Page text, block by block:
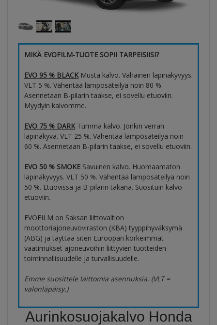
MIKÄ EVOFILM-TUOTE SOPII TARPEISIISI?
EVO 95 % BLACKMusta kalvo. Vähäinen läpinäkyvyys.
VLT 5 %. Vähentää lämpösäteilyä noin 80 %.
Asennetaan B-pilarin taakse, ei sovellu etuoviin.
Myydyin kalvomme.
EVO 75 % DARKTumma kalvo. Jonkin verran
läpinäkyvä. VLT 25 %. Vähentää lämpösäteilyä noin
60 %. Asennetaan B-pilarin taakse, ei sovellu etuoviin.
EVO 50 % SMOKE Savuinen kalvo. Huomaamaton
läpinäkyvyys. VLT 50 %. Vähentää lämpösäteilyä noin
50 %. Etuovissa ja B-pilarin takana. Suosituin kalvo
etuoviin.
EVOFILM on Saksan liittovaltion
moottoriajoneuvoviraston (KBA) tyyppihyväksymä
(ABG) ja täyttää siten Euroopan korkeimmat
vaatimukset ajoneuvoihin liittyvien tuotteiden
toiminnallisuudelle ja turvallisuudelle.
Emme suosittele laittomia asennuksia. (VLT =
valonläpäisy.)
Aurinkosuojakalvo Honda